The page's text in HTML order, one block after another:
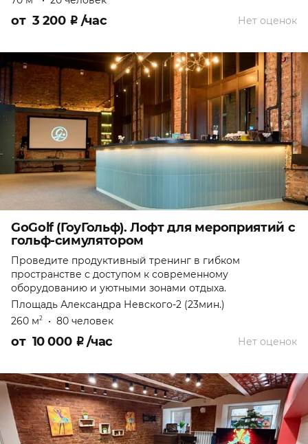
Нет оценок
от 3 200 ₽ /час
GoGolf (ГоуГольф). Лофт для мероприятий с
гольф-симулятором
Проведите продуктивный тренинг в гибком
пространстве с доступом к современному
оборудованию и уютными зонами отдыха.
Площадь Александра Невского-2 (23мин.)
260 м2 • 80 человек
Нет оценок
от 10 000 ₽/час